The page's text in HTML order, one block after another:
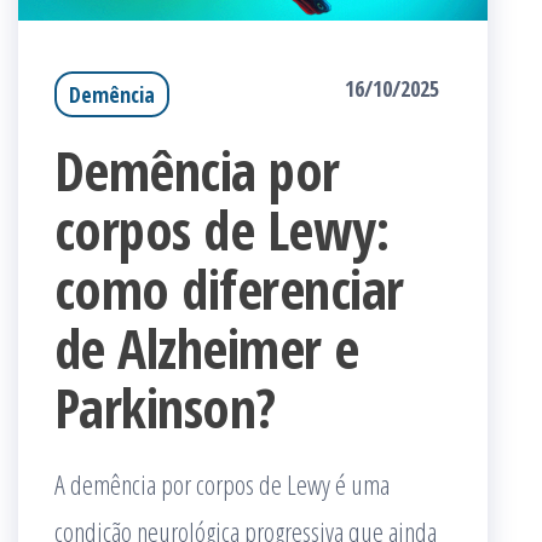
Demência 16/10/2025
Demência por
corpos de Lewy:
como diferenciar
de Alzheimer e
Parkinson?
A demência por corpos de Lewy é uma
condição neurológica progressiva que ainda